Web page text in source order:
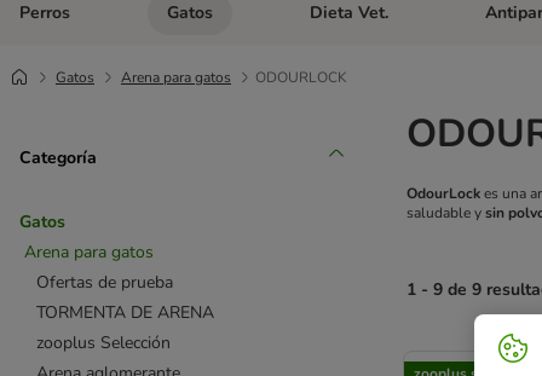
Perros Menú de categoria abierto: Perros
Gatos Menú de categoria abierto: Gatos
Dieta Vet. Menú
Gatos Arena para gatos ODOURLOCK
Categoría
Gatos
Arena para gatos
Ofertas de prueba
TORMENTA DE ARENA
zooplus Selección
OdourLockes una
saludable ysin
1 - 9 de 9
product items